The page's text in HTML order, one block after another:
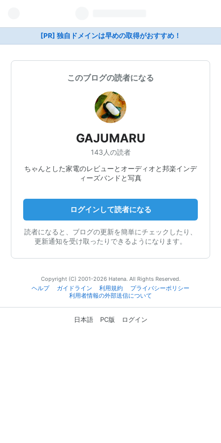
[PR] 独自ドメインは早めの取得がおすすめ！
このブログの読者になる
GAJUMARU
143人の読者
ちゃんとした家電のレビューとオーディオと邦楽インデ
ィーズバンドと写真
ログインして読者になる
読者になると、ブログの更新を簡単にチェックしたり、
更新通知を受け取ったりできるようになります。
Copyright (C) 2001-2026 Hatena. All Rights Reserved.
ヘルプ
ガイドライン 利用規約
プライバシーポリシー
利用者情報の外部送信について
日本語 PC版 ログイン